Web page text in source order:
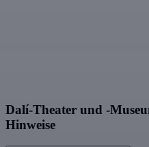
Dalí-Theater und -
Hinweise